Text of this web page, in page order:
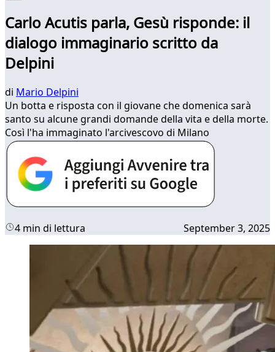
Carlo Acutis parla, Gesù risponde: il
dialogo immaginario scritto da
Delpini
di Mario Delpini
Un botta e risposta con il giovane che domenica sarà
santo su alcune grandi domande della vita e della morte.
Così l'ha immaginato l'arcivescovo di Milano
4 min di lettura September 3, 2025